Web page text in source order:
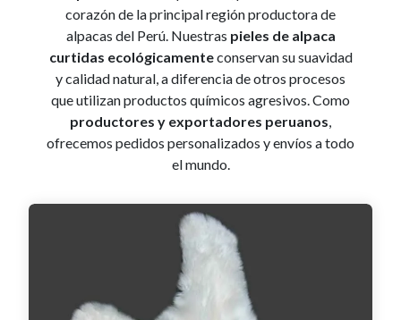
corazón de la principal región productora de
alpacas del Perú. Nuestras pieles de alpaca
curtidas ecológicamenteconservan su suavidad
y calidad natural, a diferencia de otros procesos
que utilizan productos químicos agresivos. Como
productores y exportadores peruanos,
ofrecemos pedidos personalizados y envíos a todo
el mundo.